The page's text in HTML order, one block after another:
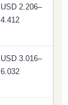
USD 2.206–
4.412
USD 3.016–
6.032